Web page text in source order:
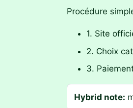
Procédure
1. Site
2. Choix
3.
Hybrid note: